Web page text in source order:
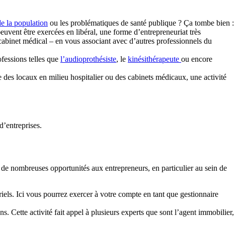
la population ou les problématiques de santé publique ? Ça tombe bien :
être exercées en libéral, une forme d’entrepreneuriat très
médical – en vous associant avec d’autres professionnels du
telles que l’audioprothésiste, le kinésithérapeute ou encore
locaux en milieu hospitalier ou des cabinets médicaux, une activité
nombreuses opportunités aux entrepreneurs, en particulier au sein de
Ici vous pourrez exercer à votre compte en tant que gestionnaire
Cette activité fait appel à plusieurs experts que sont l’agent immobilier,